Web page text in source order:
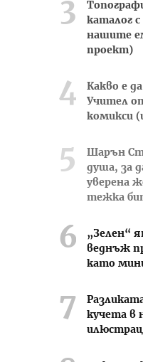
каталог
нашите
проект)
Какво е
Учител
комикси
Шарън
душа, за
уверена
тежка
„Зелен“
веднъж
като
кучета в